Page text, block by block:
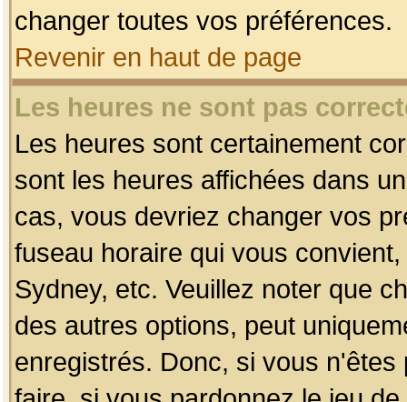
changer toutes vos préférences.
Revenir en haut de page
Les heures ne sont pas
Les heures sont certainement
sont les heures affichées dans
cas, vous devriez changer vos
fuseau horaire qui vous
Sydney, etc. Veuillez noter que
des autres options, peut
enregistrés. Donc, si vous